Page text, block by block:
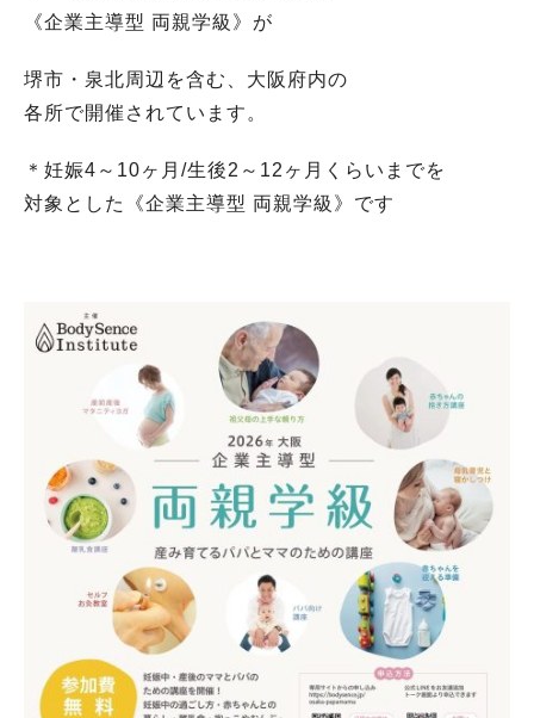
《企業主導型 両親学級》が
堺市・泉北周辺を含む、大阪府内の
各所で開催されています。
＊妊娠4～10ヶ月/生後2～12ヶ月くらいまでを
対象とした《企業主導型 両親学級》です